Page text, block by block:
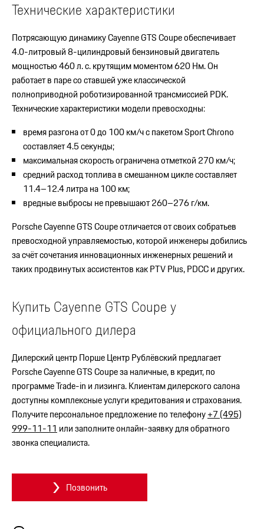
Технические характеристики
Потрясающую динамику Cayenne GTS Coupe обеспечивает
4.0-литровый 8-цилиндровый бензиновый двигатель
мощностью 460 л. с. крутящим моментом 620 Нм. Он
работает в паре со ставшей уже классической
полноприводной роботизированной трансмиссией PDK.
Технические характеристики модели превосходны:
время разгона от 0 до 100 км/ч с пакетом Sport Chrono
составляет 4.5 секунды;
максимальная скорость ограничена отметкой 270 км/ч;
средний расход топлива в смешанном цикле составляет
11.4–12.4 литра на 100 км;
вредные выбросы не превышают 260–276 г/км.
Porsche Cayenne GTS Coupe отличается от своих собратьев
превосходной управляемостью, которой инженеры добились
за счёт сочетания инновационных инженерных решений и
таких продвинутых ассистентов как PTV Plus, PDCC и других.
Купить Cayenne GTS Coupe у
официального дилера
Дилерский центр Порше Центр Рублёвский предлагает
Porsche Cayenne GTS Coupe за наличные, в кредит, по
программе Trade-in и лизинга. Клиентам дилерского салона
доступны комплексные услуги кредитования и страхования.
Получите персональное предложение по телефону+7 (495)
999-11-11 или заполните онлайн-заявку для обратного
звонка специалиста.
Позвонить